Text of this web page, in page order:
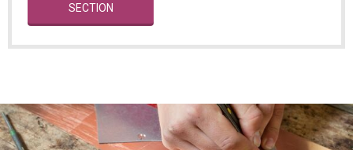
SECTION